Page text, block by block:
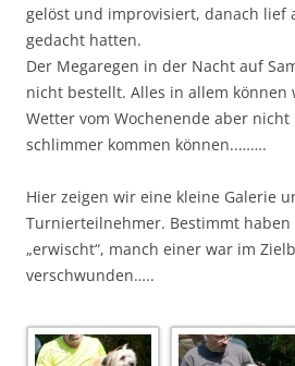
gelöst und improvisiert, danach lief
gedacht hatten.
Der Megaregen in der Nacht auf
nicht bestellt. Alles in allem können
Wetter vom Wochenende aber
schlimmer kommen können..…….
Hier zeigen wir eine kleine Galerie
Turnierteilnehmer. Bestimmt haben
„erwischt“, manch einer war im
verschwunden…..